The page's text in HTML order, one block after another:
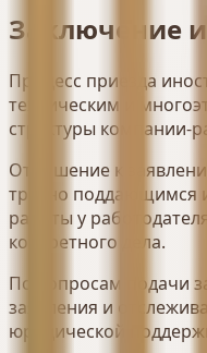
Заключение
Процесс приезда
техническим и
структуры компании-
Отношение к
трудно поддающимся
работы у
конкретного дела.
По вопросам подачи
заявления и
юридической